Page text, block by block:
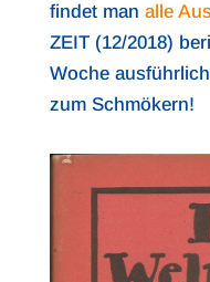
findet man alle
ZEIT (12/2018)
Woche
zum Schmökern!